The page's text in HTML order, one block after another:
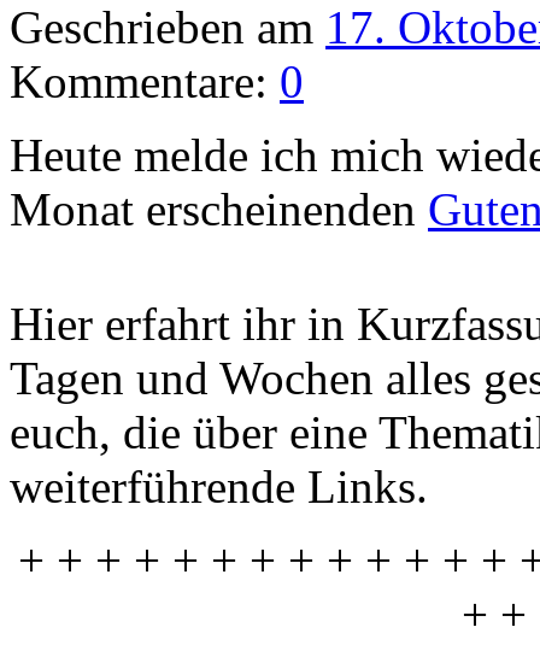
Geschrieben am 17.
Kommentare: 0
Heute melde ich mich
Monat erscheinenden
Hier erfahrt ihr in
Tagen und Wochen alles
euch, die über eine
weiterführende Links.
+ + + + + + + + + + + + +
+ +